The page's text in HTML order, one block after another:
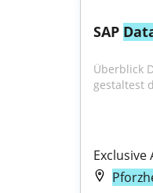
SAP
Überblick
gestaltest
Exclusive